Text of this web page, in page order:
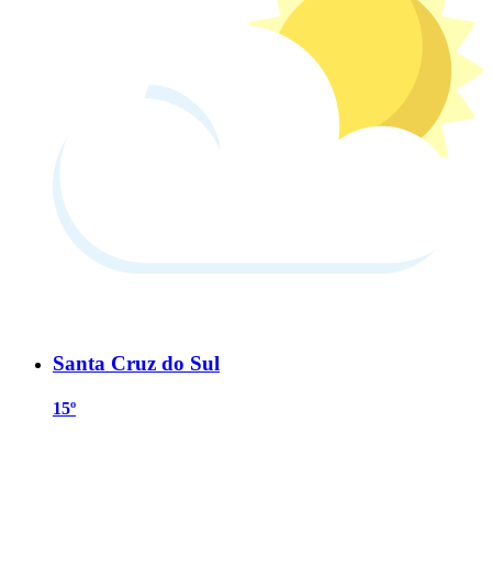
Santa Cruz do Sul
15º